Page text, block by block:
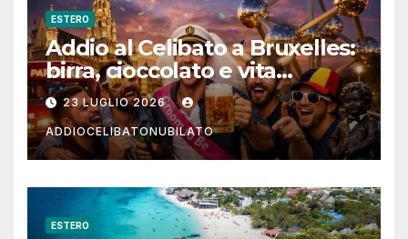
ESTERO
Addio al Celibato a Bruxelles:
birra, cioccolato e vita
notturna per un weekend
indimenticabile
23 LUGLIO 2026
ADDIOCELIBATONUBILATO
ESTERO